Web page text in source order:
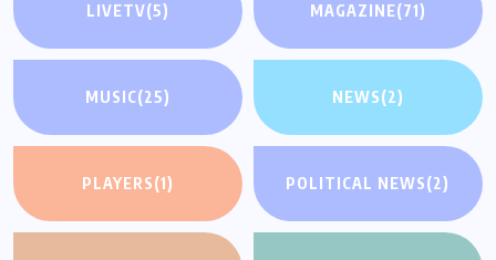
LIVETV(5) MAGAZINE(71)
MUSIC(25) NEWS(2)
PLAYERS(1) POLITICAL NEWS(2)